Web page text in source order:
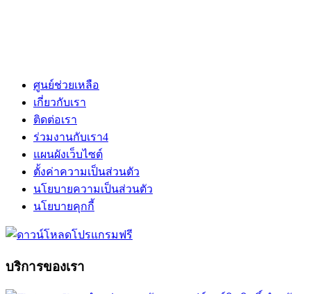
ศูนย์ช่วยเหลือ
เกี่ยวกับเรา
ติดต่อเรา
ร่วมงานกับเรา4
แผนผังเว็บไซต์
ตั้งค่าความเป็นส่วนตัว
นโยบายความเป็นส่วนตัว
นโยบายคุกกี้
บริการของเรา